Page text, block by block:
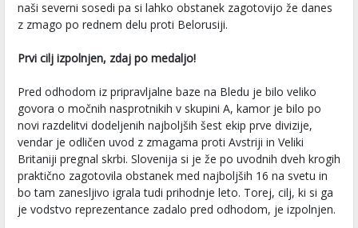
naši severni sosedi pa si lahko obstanek zagotovijo že danes
z zmago po rednem delu proti Belorusiji.
Prvi cilj izpolnjen, zdaj po medaljo!
Pred odhodom iz pripravljalne baze na Bledu je bilo veliko
govora o močnih nasprotnikih v skupini A, kamor je bilo po
novi razdelitvi dodeljenih najboljših šest ekip prve divizije,
vendar je odličen uvod z zmagama proti Avstriji in Veliki
Britaniji pregnal skrbi. Slovenija si je že po uvodnih dveh krogih
praktično zagotovila obstanek med najboljših 16 na svetu in
bo tam zanesljivo igrala tudi prihodnje leto. Torej, cilj, ki si ga
je vodstvo reprezentance zadalo pred odhodom, je izpolnjen.